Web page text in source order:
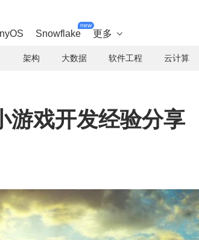
Snowflake
new
更多 
架构 大数据 软件工程 云计算
戏开发经验分享